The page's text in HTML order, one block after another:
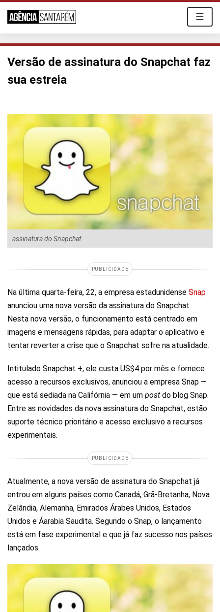
☰
Versão de assinatura do Snapchat faz
sua estreia
assinatura do Snapchat
PUBLICIDADE
Na última quarta-feira, 22, a empresa estadunidense Snap
anunciou uma nova versão da assinatura do Snapchat.
Nesta nova versão, o funcionamento está centrado em
imagens e mensagens rápidas, para adaptar o aplicativo e
tentar reverter a crise que o Snapchat sofre na atualidade.
Intitulado Snapchat +, ele custa US$4 por mês e fornece
acesso a recursos exclusivos, anunciou a empresa Snap —
que está sediada na Califórnia — em um post do blog Snap.
Entre as novidades da nova assinatura do Snapchat, estão
suporte técnico prioritário e acesso exclusivo a recursos
experimentais.
PUBLICIDADE
Atualmente, a nova versão de assinatura do Snapchat já
entrou em alguns países como Canadá, Grã-Bretanha, Nova
Zelândia, Alemanha, Emirados Árabes Unidos, Estados
Unidos e Áarabia Saudita. Segundo o Snap, o lançamento
está em fase experimental e que já faz sucesso nos países
lançados.